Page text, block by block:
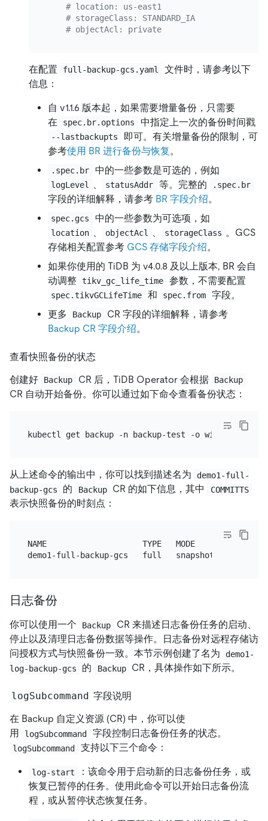
# location: us-east1
# storageClass: STANDARD_IA
# objectAcl: private
在配置 full-backup-gcs.yaml
文件时，请参考以下
信息：
自 v1.1.6 版本起，如果需要增量备份，只需要
在
spec.br.options 中指定上一次的备份时间戳
--lastbackupts
即可。有关增量备份的限制，可
参考使用 BR 进行备份与恢复。
.spec.br 中的一些参数是可选的，例如
logLevel 、 statusAddr 等。完整的 .spec.br
字段的详细解释，请参考 BR 字段介绍。
spec.gcs 中的一些参数为可选项，如
location 、 objectAcl 、 storageClass 。GCS
存储相关配置参考 GCS 存储字段介绍。
如果你使用的 TiDB 为 v4.0.8 及以上版本, BR 会自
动调整 tikv_gc_life_time 参数，不需要配置
spec.tikvGCLifeTime 和 spec.from
字段。
更多
Backup
CR 字段的详细解释，请参考
Backup CR 字段介绍。
查看快照备份的状态
创建好
Backup CR 后，TiDB Operator 会根据 Backup
CR 自动开始备份。你可以通过如下命令查看备份状态：
从上述命令的输出中，你可以找到描述名为
demo1-full-
backup-gcs
的 Backup CR 的如下信息，其中 COMMITTS
表示快照备份的时刻点：
NAME                    TYPE   MODE
日志备份
你可以使用一个 Backup
CR 来描述日志备份任务的启动、
停止以及清理日志备份数据等操作。日志备份对远程存储访
问授权方式与快照备份一致。本节示例创建了名为
demo1-
log-backup-gcs
的 Backup CR，具体操作如下所示。
logSubcommand 字段说明
在 Backup 自定义资源 (CR) 中，你可以使
用
logSubcommand 字段控制日志备份任务的状态。
logSubcommand 支持以下三个命令：
log-start
：该命令用于启动新的日志备份任务，或
恢复已暂停的任务。使用此命令可以开始日志备份流
程，或从暂停状态恢复任务。